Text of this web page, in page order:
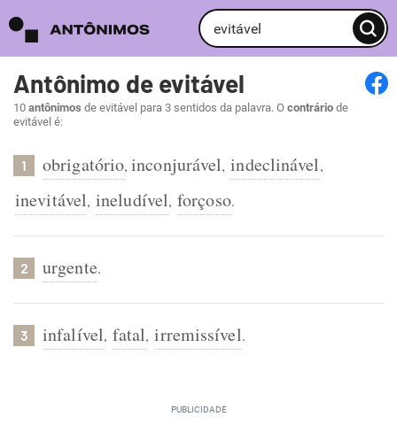
Antônimo de evitável
10 antônimos de evitável para 3 sentidos da palavra. O contrário de
evitável é:
1 obrigatório,inconjurável, indeclinável,
inevitável, ineludível, forçoso.
2 urgente.
3 infalível, fatal, irremissível.